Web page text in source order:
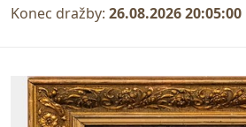
Konec dražby: 26.08.2026 20:05:00